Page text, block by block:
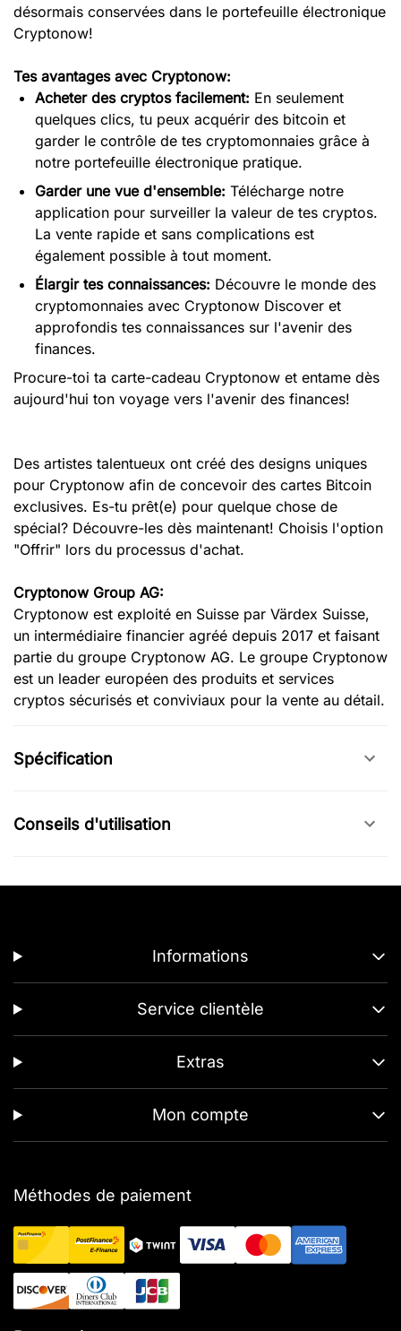
désormais conservées dans le portefeuille électronique
Cryptonow!
Tes avantages avec Cryptonow:
Acheter des cryptos facilement: En seulement
quelques clics, tu peux acquérir des bitcoin et
garder le contrôle de tes cryptomonnaies grâce à
notre portefeuille électronique pratique.
Garder une vue d'ensemble: Télécharge notre
application pour surveiller la valeur de tes cryptos.
La vente rapide et sans complications est
également possible à tout moment.
Élargir tes connaissances: Découvre le monde des
cryptomonnaies avec Cryptonow Discover et
approfondis tes connaissances sur l'avenir des
finances.
Procure-toi ta carte-cadeau Cryptonow et entame dès
aujourd'hui ton voyage vers l'avenir des finances!
Des artistes talentueux ont créé des designs uniques
pour Cryptonow afin de concevoir des cartes Bitcoin
exclusives. Es-tu prêt(e) pour quelque chose de
spécial? Découvre-les dès maintenant! Choisis l'option
"Offrir" lors du processus d'achat.
Cryptonow Group AG:
Cryptonow est exploité en Suisse par Värdex Suisse,
un intermédiaire financier agréé depuis 2017 et faisant
partie du groupe Cryptonow AG. Le groupe Cryptonow
est un leader européen des produits et services
cryptos sécurisés et conviviaux pour la vente au détail.
Spécification
Conseils d'utilisation
Informations
Service clientèle
Extras
Mon compte
Méthodes de paiement